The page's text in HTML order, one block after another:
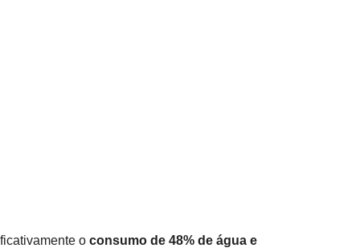
o consumo de 48% de água e